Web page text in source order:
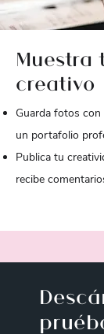
Muestra
creativo
Guarda fotos
un portafolio
Publica tu
recibe